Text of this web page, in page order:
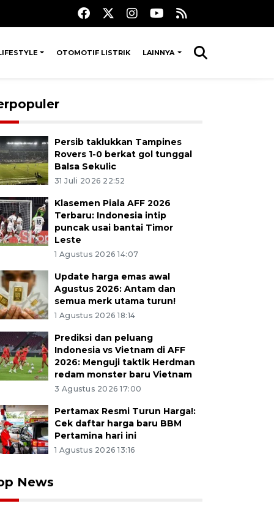
OTOMOTIF LISTRIK LAINNYA
Cicukang di Kecamatan Margaasih, Kabupaten
Persib taklukkan Tampines
Rovers 1-0 berkat gol tunggal
Balsa Sekulic
31 Juli 2026 22:52
Klasemen Piala AFF 2026
Terbaru: Indonesia intip
puncak usai bantai Timor
Leste
1 Agustus 2026 14:07
Update harga emas awal
Agustus 2026: Antam dan
semua merk utama turun!
1 Agustus 2026 18:14
Prediksi dan peluang
Indonesia vs Vietnam di AFF
2026: Menguji taktik Herdman
redam monster baru Vietnam
3 Agustus 2026 17:00
Pertamax Resmi Turun Harga!:
Cek daftar harga baru BBM
Pertamina hari ini
1 Agustus 2026 13:16
News